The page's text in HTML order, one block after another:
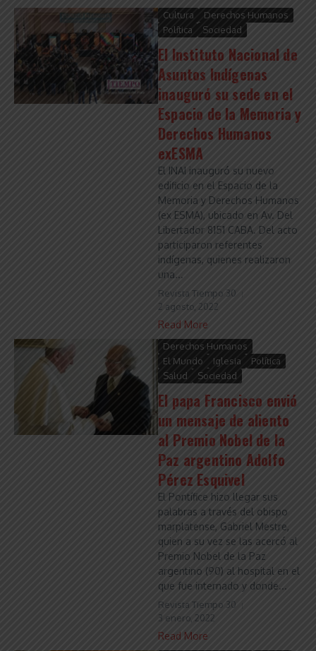
Cultura
Derechos Humanos
Política
Sociedad
El Instituto Nacional de
Asuntos Indígenas
inauguró su sede en el
Espacio de la Memoria y
Derechos Humanos
exESMA
El INAI inauguró su nuevo
edificio en el Espacio de la
Memoria y Derechos Humanos
(ex ESMA), ubicado en Av. Del
Libertador 8151 CABA. Del acto
participaron referentes
indígenas, quienes realizaron
una...
Revista Tiempo 30
2 agosto, 2022
Read More
Derechos Humanos
El Mundo
Iglesia
Política
Salud
Sociedad
El papa Francisco envió
un mensaje de aliento
al Premio Nobel de la
Paz argentino Adolfo
Pérez Esquivel
El Pontífice hizo llegar sus
palabras a través del obispo
marplatense, Gabriel Mestre,
quien a su vez se las acercó al
Premio Nobel de la Paz
argentino (90) al hospital en el
que fue internado y donde...
Revista Tiempo 30
3 enero, 2022
Read More